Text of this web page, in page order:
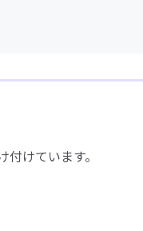
けています。